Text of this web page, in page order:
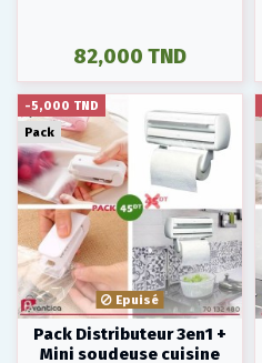
82,000 TND
-5,000 TND
Pack
Epuisé
Pack Distributeur 3en1 +
Mini soudeuse cuisine